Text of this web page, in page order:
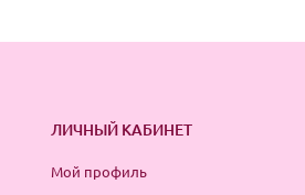
ЛИЧНЫЙ КАБИНЕТ
Мой профиль